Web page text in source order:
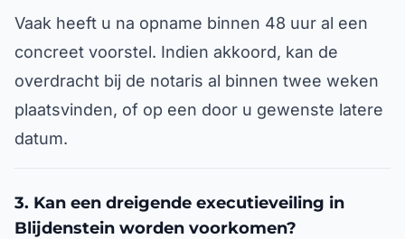
Vaak heeft u na opname binnen 48 uur al een
concreet voorstel. Indien akkoord, kan de
overdracht bij de notaris al binnen twee weken
plaatsvinden, of op een door u gewenste latere
datum.
3. Kan een dreigende executieveiling in
Blijdenstein worden voorkomen?